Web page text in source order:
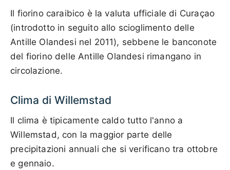
Il fiorino caraibico è la valuta ufficiale di Curaçao
(introdotto in seguito allo scioglimento delle
Antille Olandesi nel 2011), sebbene le banconote
del fiorino delle Antille Olandesi rimangano in
circolazione.
Clima di Willemstad
Il clima è tipicamente caldo tutto l'anno a
Willemstad, con la maggior parte delle
precipitazioni annuali che si verificano tra ottobre
e gennaio.